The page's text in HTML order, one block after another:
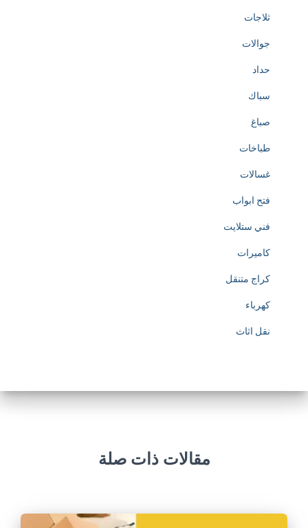
ثلاجات
جوالات
حداد
سباك
صباغ
طباخات
غسالات
فتح ابواب
فني ستلايت
كاميرات
كراج متنقل
كهرباء
نقل اثاث
مقالات ذات صلة